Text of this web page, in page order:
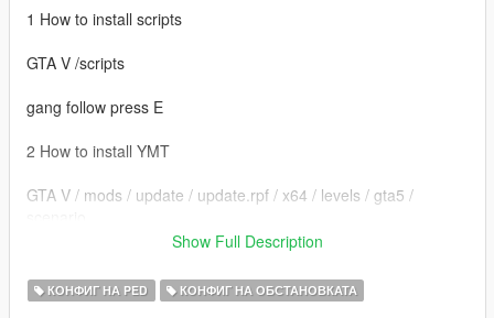
1 How to install scripts
GTA V /scripts
gang follow press E
2 How to install YMT
GTA V / mods / update / update.rpf / x64 / levels / gta5 /
TIME
Open time 1
Show Full Description
КОНФИГ НА PED КОНФИГ НА ОБСТАНОВКАТА